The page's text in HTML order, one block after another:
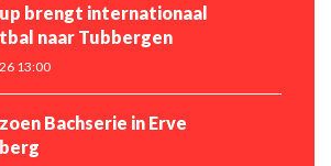
brengt internationaal
naar Tubbergen
13:00
Bachserie in Erve